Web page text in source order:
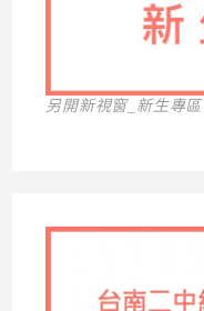
另開新視窗_新生專區